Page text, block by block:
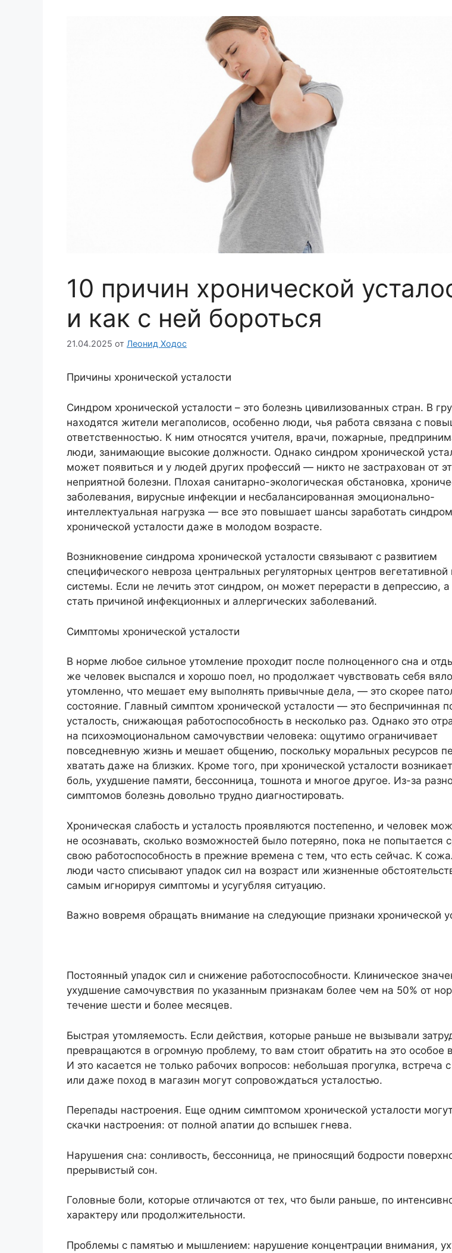
10 причин хронической
и как с ней бороться
21.04.2025 от Леонид Ходос
Причины хронической усталости
Синдром хронической усталости – это болезнь цивилизованных стран. В
находятся жители мегаполисов, особенно люди, чья работа связана с
ответственностью. К ним относятся учителя, врачи, пожарные,
люди, занимающие высокие должности. Однако синдром хронической
может появиться и у людей других профессий — никто не застрахован от
неприятной болезни. Плохая санитарно-экологическая обстановка,
заболевания, вирусные инфекции и несбалансированная эмоционально-
интеллектуальная нагрузка — все это повышает шансы заработать синдром
хронической усталости даже в молодом возрасте.
Возникновение синдрома хронической усталости связывают с развитием
специфического невроза центральных регуляторных центров вегетативной
системы. Если не лечить этот синдром, он может перерасти в депрессию,
стать причиной инфекционных и аллергических заболеваний.
Симптомы хронической усталости
В норме любое сильное утомление проходит после полноценного сна и
же человек выспался и хорошо поел, но продолжает чувствовать себя
утомленно, что мешает ему выполнять привычные дела, — это скорее
состояние. Главный симптом хронической усталости — это беспричинная
усталость, снижающая работоспособность в несколько раз. Однако это
на психоэмоциональном самочувствии человека: ощутимо ограничивает
повседневную жизнь и мешает общению, поскольку моральных ресурсов
хватать даже на близких. Кроме того, при хронической усталости
боль, ухудшение памяти, бессонница, тошнота и многое другое. Из-за
симптомов болезнь довольно трудно диагностировать.
Хроническая слабость и усталость проявляются постепенно, и человек
не осознавать, сколько возможностей было потеряно, пока не попытается
свою работоспособность в прежние времена с тем, что есть сейчас. К
люди часто списывают упадок сил на возраст или жизненные
самым игнорируя симптомы и усугубляя ситуацию.
Важно вовремя обращать внимание на следующие признаки хронической
Постоянный упадок сил и снижение работоспособности. Клиническое
ухудшение самочувствия по указанным признакам более чем на 50% от
течение шести и более месяцев.
Быстрая утомляемость. Если действия, которые раньше не вызывали
превращаются в огромную проблему, то вам стоит обратить на это особое
И это касается не только рабочих вопросов: небольшая прогулка, встреча
или даже поход в магазин могут сопровождаться усталостью.
Перепады настроения. Еще одним симптомом хронической усталости
скачки настроения: от полной апатии до вспышек гнева.
Нарушения сна: сонливость, бессонница, не приносящий бодрости
прерывистый сон.
Головные боли, которые отличаются от тех, что были раньше, по
характеру или продолжительности.
Проблемы с памятью и мышлением: нарушение концентрации внимания,